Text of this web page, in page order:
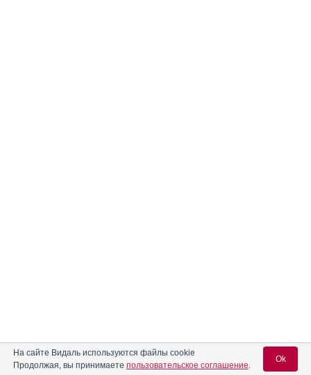
На сайте Видаль используются файлы cookie
Продолжая, вы принимаете пользовательское соглашение.
Ok